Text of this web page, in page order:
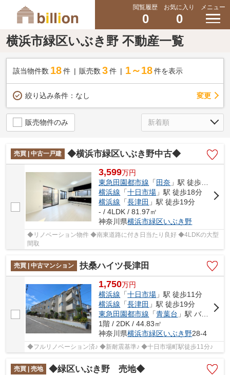
閲覧履歴
0
お気に入り
0
メニュー
横浜市緑区いぶき野 不動産一覧
該当物件数 18件 販売数 3 件 1～18 件を表示
絞り込み条件： なし 変更
販売物件のみ
売買 | 中古一戸建 ◆横浜市緑区いぶき野中古◆
3,599万円
東急田園都市線 「 田奈 」駅 徒歩14分
横浜線 「十日市場 」駅 徒歩18分
横浜線 「長津田 」駅 徒歩19分
- / 4LDK / 81.97㎡
神奈川県横浜市緑区いぶき野
◆リノベーション物件 ◆南東道路に付き日当たり良好 ◆4LDKの大型
間取
売買 | 中古マンション 扶桑ハイツ長津田
1,750万円
横浜線 「十日市場 」駅 徒歩11分
横浜線 「長津田 」駅 徒歩19分
東急田園都市線 「青葉台 」駅 バス16分 「十日市場」 停歩8分
1階 / 2DK / 44.83㎡
神奈川県横浜市緑区いぶき野28-4
◆フルリノベーション済♪ ◆新耐震基準♪ ◆十日市場町駅徒歩11分♪
売買 | 売地 ◆緑区いぶき野 売地◆